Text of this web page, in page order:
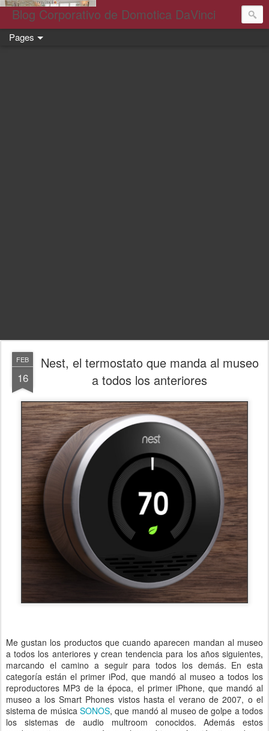
Blog Corporativo de Domotica DaVinci
Pages
FEB
16
Nest, el termostato que manda al museo
a todos los anteriores
Me gustan los productos que cuando aparecen mandan al museo
a todos los anteriores y crean tendencia para los años siguientes,
marcando el camino a seguir para todos los demás. En esta
categoría están el primer iPod, que mandó al museo a todos los
reproductores MP3 de la época, el primer iPhone, que mandó al
museo a los Smart Phones vistos hasta el verano de 2007, o el
sistema de músicaSONOS, que mandó al museo de golpe a todos
los sistemas de audio multroom conocidos. Además estos